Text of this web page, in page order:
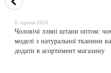
6 серпня 2026
Чоловічі лляні штани оптом:
моделі з натуральної тканини
додати в асортимент магазину